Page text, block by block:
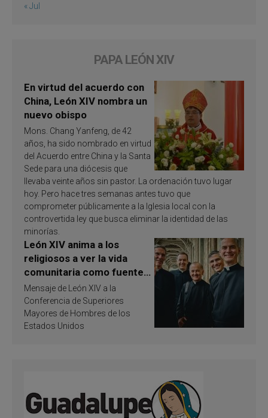
« Jul
PAPA LEÓN XIV
En virtud del acuerdo con
China, León XIV nombra un
nuevo obispo
Mons. Chang Yanfeng, de 42
años, ha sido nombrado en virtud
del Acuerdo entre China y la Santa
Sede para una diócesis que
llevaba veinte años sin pastor. La ordenación tuvo lugar
hoy. Pero hace tres semanas antes tuvo que
comprometer públicamente a la Iglesia local con la
controvertida ley que busca eliminar la identidad de las
minorías.
León XIV anima a los
religiosos a ver la vida
comunitaria como fuente
de inspiración y
santificación
Mensaje de León XIV a la
Conferencia de Superiores
Mayores de Hombres de los
Estados Unidos